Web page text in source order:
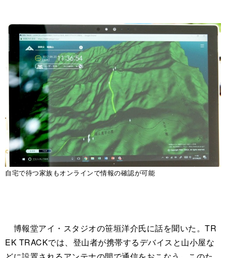
自宅で待つ家族もオンラインで情報の確認が可能
博報堂アイ・スタジオの笹垣洋介氏に話を聞いた。TR
EK TRACKでは、登山者が携帯するデバイスと山小屋な